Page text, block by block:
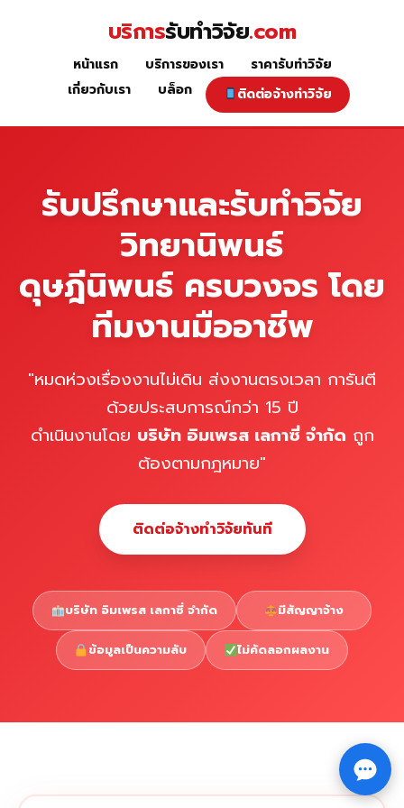
หน้าแรก
Copyright © 2026 รับทำวิจัย รับทำวิทยานิพนธ์ รับทำ⇧
บริการรับทำวิจัย.com
หน้าแรก บริการของเรา
ราคารับทำวิจัย
เกี่ยวกับเรา
บล็อก ติดต่อจ้างทำวิจัย
รับปรึกษาและรับทำวิจัย
วิทยานิพนธ์
ดุษฎีนิพนธ์ ครบวงจร โดย
ทีมงานมืออาชีพ
"หมดห่วงเรื่องงานไม่เดิน ส่งงานตรงเวลา การันตี
ด้วยประสบการณ์กว่า 15 ปี
ดำเนินงานโดย บริษัท อิมเพรส เลกาซี่ จำกัด ถูก
ต้องตามกฎหมาย"
ติดต่อจ้างทำวิจัยทันที
บริษัท อิมเพรส เลกาซี่ จำกัด มีสัญญาจ้าง
ข้อมูลเป็นความลับ ไม่คัดลอกผลงาน